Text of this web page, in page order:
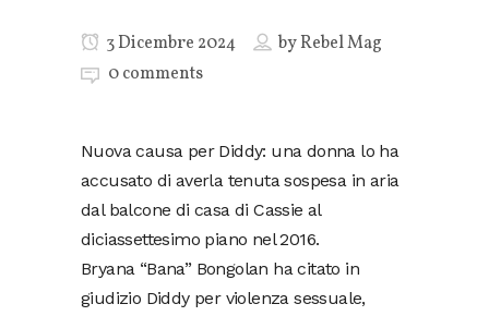
3 Dicembre 2024 byRebel Mag
0 comments
Nuova causa per Diddy: una donna lo ha
accusato di averla tenuta sospesa in aria
dal balcone di casa di Cassie al
diciassettesimo piano nel 2016.
Bryana “Bana” Bongolan ha citato in
giudizio Diddy per violenza sessuale,